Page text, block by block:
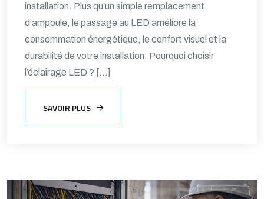
installation. Plus qu’un simple remplacement
d’ampoule, le passage au LED améliore la
consommation énergétique, le confort visuel et la
durabilité de votre installation. Pourquoi choisir
l’éclairage LED ? […]
SAVOIR PLUS